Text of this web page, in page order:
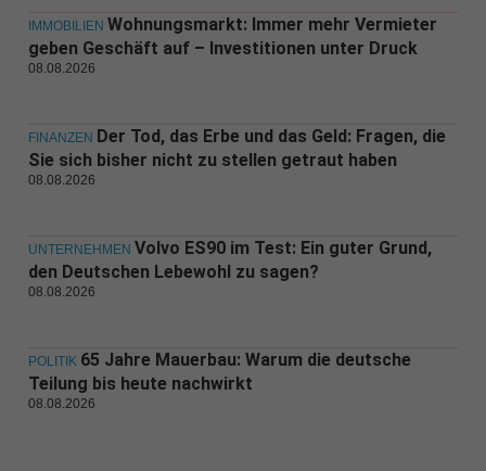
IMMOBILIEN Wohnungsmarkt: Immer mehr Vermieter
geben Geschäft auf – Investitionen unter Druck
08.08.2026
FINANZEN Der Tod, das Erbe und das Geld: Fragen, die
Sie sich bisher nicht zu stellen getraut haben
08.08.2026
UNTERNEHMEN Volvo ES90 im Test: Ein guter Grund,
den Deutschen Lebewohl zu sagen?
08.08.2026
POLITIK 65 Jahre Mauerbau: Warum die deutsche
Teilung bis heute nachwirkt
08.08.2026